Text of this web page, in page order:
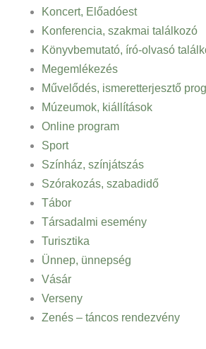
Koncert, Előadóest
Konferencia, szakmai találkozó
Könyvbemutató, író-olvasó
Megemlékezés
Művelődés, ismeretterjesztő
Múzeumok, kiállítások
Online program
Sport
Színház, színjátszás
Szórakozás, szabadidő
Tábor
Társadalmi esemény
Turisztika
Ünnep, ünnepség
Vásár
Verseny
Zenés – táncos rendezvény